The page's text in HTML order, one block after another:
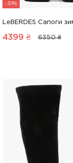
-31%
LeBERDES Сапоги
4399 ₴ 6350 ₴